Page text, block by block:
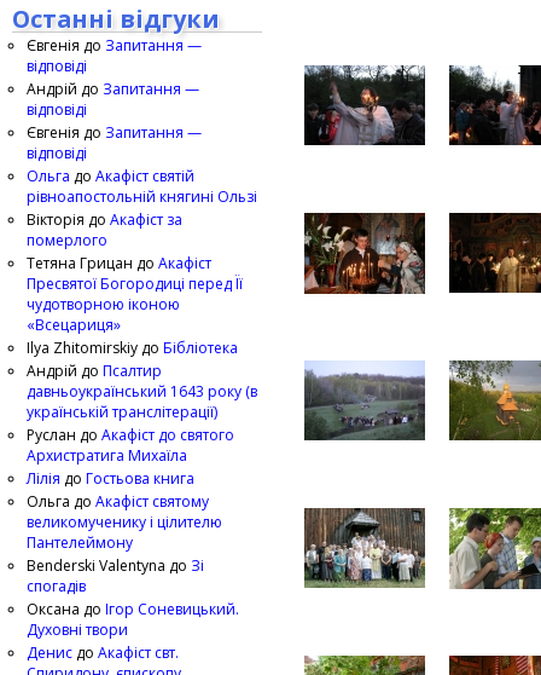
Останні відгуки
Євгенія до Запитання —
відповіді
Андрій до Запитання —
відповіді
Євгенія до Запитання —
відповіді
Ольга до Акафіст святій
рівноапостольній княгині Ользі
Вікторія до Акафіст за
померлого
Тетяна Грицан до Акафіст
Пресвятої Богородиці перед Її
чудотворною іконою
«Всецариця»
Ilya Zhitomirskiy до Бібліотека
Андрій до Псалтир
давньоукраїнський 1643 року (в
українській транслітерації)
Руслан до Акафіст до святого
Архистратига Михаїла
Лілія до Гостьова книга
Ольга до Акафіст святому
великомученику і цілителю
Пантелеймону
Benderski Valentyna до Зі
спогадів
Оксана до Ігор Соневицький.
Духовні твори
Денис до Акафіст свт.